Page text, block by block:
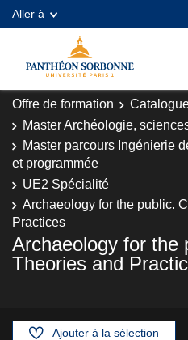
Aller à
Offre de formation
Master Archéologie,
Master parcours Ingénierie
et programmée
UE2 Spécialité
Archaeology for the public.
Practices
Archaeology for the
Theories and
Ajouter à la sélection